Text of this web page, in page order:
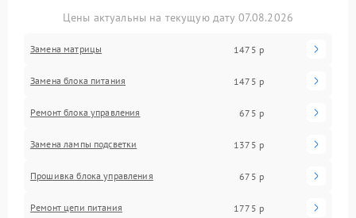
Цены актуальны на текущую дату 07.08.2026
Замена матрицы 1475 р
Замена блока питания 1475 р
Ремонт блока управления 675 р
Замена лампы подсветки 1375 р
Прошивка блока управления 675 р
Ремонт цепи питания 1775 р